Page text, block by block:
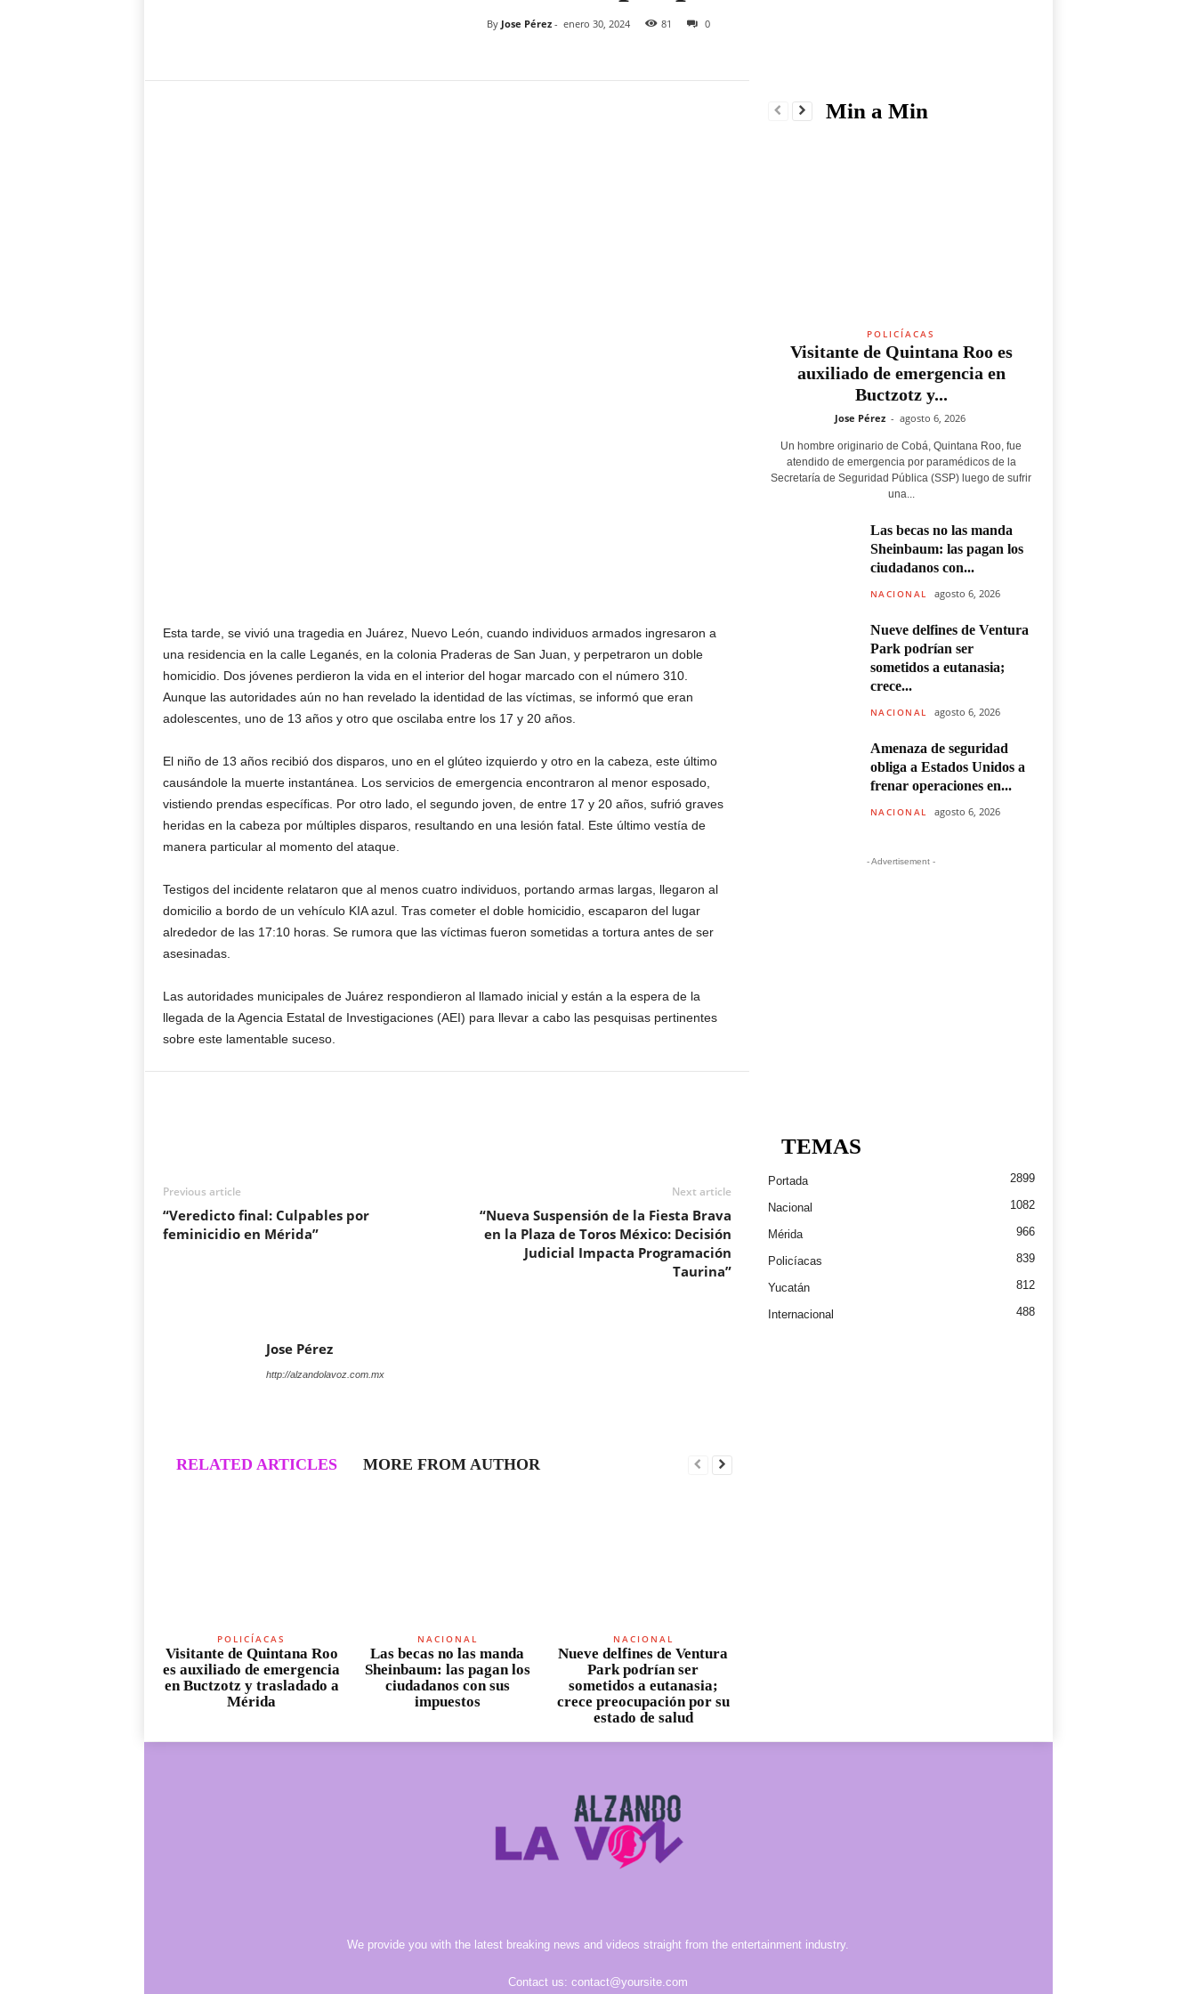
By Jose Pérez - enero 30, 2024 81 0
Esta tarde, se vivió una tragedia en Juárez, Nuevo León, cuando individuos armados ingresaron a
una residencia en la calle Leganés, en la colonia Praderas de San Juan, y perpetraron un doble
homicidio. Dos jóvenes perdieron la vida en el interior del hogar marcado con el número 310.
Aunque las autoridades aún no han revelado la identidad de las víctimas, se informó que eran
adolescentes, uno de 13 años y otro que oscilaba entre los 17 y 20 años.
El niño de 13 años recibió dos disparos, uno en el glúteo izquierdo y otro en la cabeza, este último
causándole la muerte instantánea. Los servicios de emergencia encontraron al menor esposado,
vistiendo prendas específicas. Por otro lado, el segundo joven, de entre 17 y 20 años, sufrió graves
heridas en la cabeza por múltiples disparos, resultando en una lesión fatal. Este último vestía de
manera particular al momento del ataque.
Testigos del incidente relataron que al menos cuatro individuos, portando armas largas, llegaron al
domicilio a bordo de un vehículo KIA azul. Tras cometer el doble homicidio, escaparon del lugar
alrededor de las 17:10 horas. Se rumora que las víctimas fueron sometidas a tortura antes de ser
asesinadas.
Las autoridades municipales de Juárez respondieron al llamado inicial y están a la espera de la
llegada de la Agencia Estatal de Investigaciones (AEI) para llevar a cabo las pesquisas pertinentes
sobre este lamentable suceso.
Previous article
“Veredicto final: Culpables por
feminicidio en Mérida”
Next article
“Nueva Suspensión de la Fiesta Brava
en la Plaza de Toros México: Decisión
Judicial Impacta Programación
Taurina”
Jose Pérez
http://alzandolavoz.com.mx
RELATED ARTICLES MORE FROM AUTHOR
POLICÍACAS
Visitante de Quintana Roo
es auxiliado de emergencia
en Buctzotz y trasladado a
Mérida
NACIONAL
Las becas no las manda
Sheinbaum: las pagan los
ciudadanos con sus
impuestos
NACIONAL
Nueve delfines de Ventura
Park podrían ser
sometidos a eutanasia;
crece preocupación por su
estado de salud
Min a Min
POLICÍACAS
Visitante de Quintana Roo es
auxiliado de emergencia en
Buctzotz y...
Jose Pérez - agosto 6, 2026
Un hombre originario de Cobá, Quintana Roo, fue
atendido de emergencia por paramédicos de la
Secretaría de Seguridad Pública (SSP) luego de sufrir
una...
Las becas no las manda
Sheinbaum: las pagan los
ciudadanos con...
NACIONAL agosto 6, 2026
Nueve delfines de Ventura
Park podrían ser
sometidos a eutanasia;
crece...
NACIONAL agosto 6, 2026
Amenaza de seguridad
obliga a Estados Unidos a
frenar operaciones en...
NACIONAL agosto 6, 2026
- Advertisement -
TEMAS
Portada 2899
Nacional 1082
Mérida 966
Policíacas 839
Yucatán 812
Internacional 488
We provide you with the latest breaking news and videos straight from the entertainment industry.
Contact us: contact@yoursite.com